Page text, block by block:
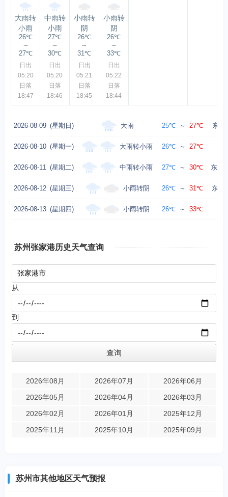
大雨转
小雨
26℃
～
27℃
日出
05:20
日落
18:47
中雨转
小雨
27℃
～
30℃
日出
05:20
日落
18:46
小雨转
阴
26℃
～
31℃
日出
05:21
日落
18:45
小雨转
阴
26℃
～
33℃
日出
05:22
日落
18:44
2026-08-09 (星期日) 大雨 25℃ ～ 27℃ 东北
2026-08-10 (星期一) 大雨转小雨 26℃ ～ 27℃
2026-08-11 (星期二) 中雨转小雨 27℃ ～ 30℃ 东南
2026-08-12 (星期三) 小雨转阴 26℃ ～ 31℃ 东南
2026-08-13 (星期四) 小雨转阴 26℃ ～ 33℃
苏州张家港历史天气查询
从
到
2026年08月 2026年07月
2026年06月
2026年05月
2026年04月
2026年03月
2026年02月
2026年01月
2025年12月
2025年11月
2025年10月 2025年09月
苏州市其他地区天气预报